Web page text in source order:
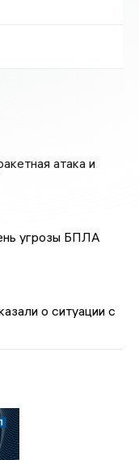
атака и
угрозы БПЛА
о ситуации с